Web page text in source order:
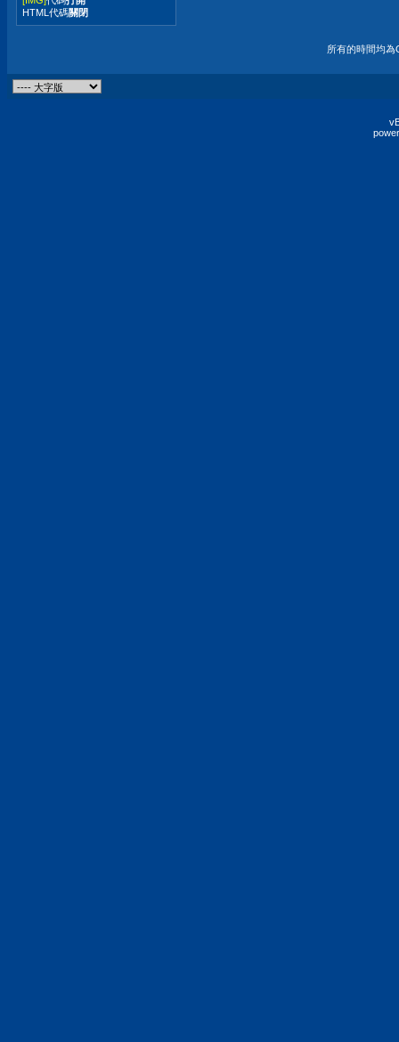
HTML代碼關閉
所有的時間均為